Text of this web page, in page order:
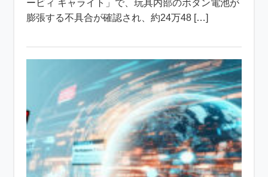
ービィ キャライト」で、玩具内部のボタン電池が
膨張する不具合が確認され、約24万48 […]